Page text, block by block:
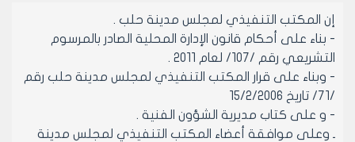
إن المكتب التنفيذي لمجلس مدينة حلب .
- بناء على أحكام قانون الإدارة المحلية الصادر بالمرسوم
التشريعي رقم /107/ لعام 2011 .
- وبناء على قرار المكتب التنفيذي لمجلس مدينة حلب رقم
/71/ تاريخ 15/2/2006
- و على كتاب مديرية الشؤون الفنية .
ـ وعلى موافقة أعضاء المكتب التنفيذي لمجلس مدينة